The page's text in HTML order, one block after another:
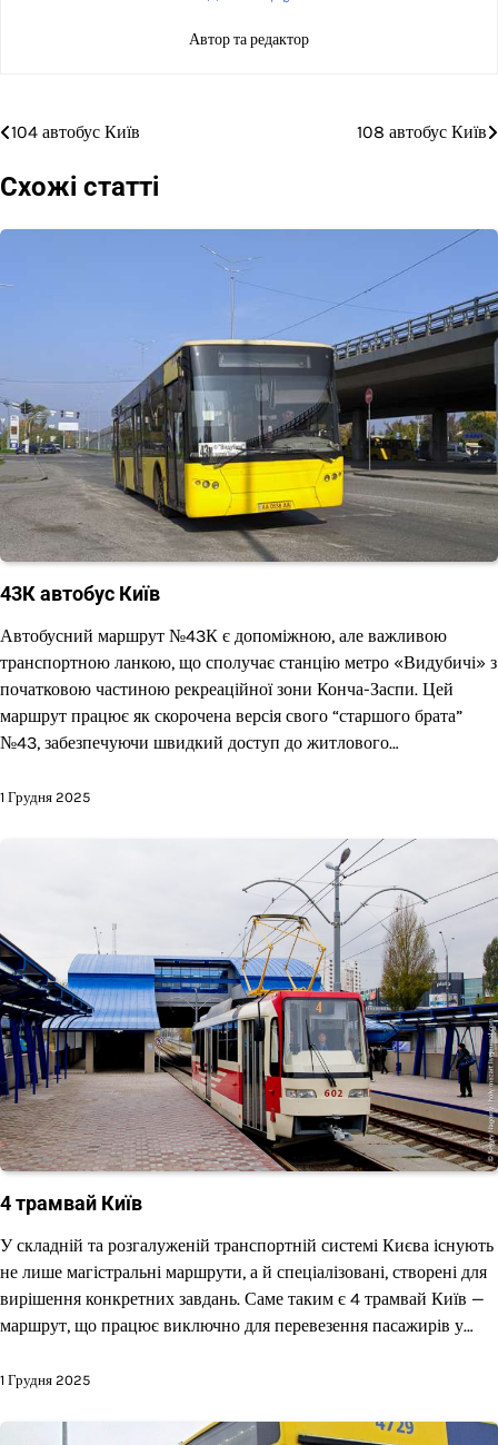
Автор та редактор
Навігація
записів
104 автобус Київ 108 автобус Київ
Схожі статті
43К автобус Київ
Автобусний маршрут №43К є допоміжною, але важливою
транспортною ланкою, що сполучає станцію метро «Видубичі» з
початковою частиною рекреаційної зони Конча-Заспи. Цей
маршрут працює як скорочена версія свого “старшого брата”
№43, забезпечуючи швидкий доступ до житлового…
1 Грудня 2025
4 трамвай Київ
У складній та розгалуженій транспортній системі Києва існують
не лише магістральні маршрути, а й спеціалізовані, створені для
вирішення конкретних завдань. Саме таким є 4 трамвай Київ —
маршрут, що працює виключно для перевезення пасажирів у…
1 Грудня 2025